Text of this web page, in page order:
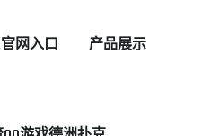
官网入口 产品展示